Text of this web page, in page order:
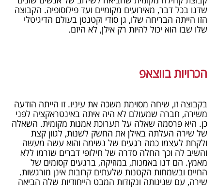
שדנו בכל דבר, מאירועים מקומיים ועד פילוסופיה. הקבוצה
הזו הייתה הבריחה שלו, גן סודי וקטנטן בעולם הדיגיטלי
שלו שבו הוא יכול להיות רק אילן, לא היזם.
הכרויות בווצאפ
בקבוצה זו, שיחה מסוימת משכה את עיניו. זו הייתה הודעה
משירה, חברה שמעולם לא היה איתה באינטראקציה לפני
כן. היא פרסמה שאלה על תערוכת אמנות מקומית. השאלה
של שירה העלתה באילן את החשק לשנות, לגוון קצת
ולקחת לעצמו כמה רגעים של נשימה והוא עשה מעשה
והשיב לה וכך החלה סדרה של חילופי דברים שזרמו ללא
מאמץ. הם דנו באמנות, במוזיקה, ברגעים קסומים של
החיים ובשמחות הקטנות שלעתים קרובות אינן מורגשות.
שירה, עם שנינותה ונקודות המבט הייחודיות שלה הביאה